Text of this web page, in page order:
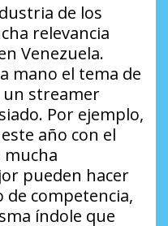
de los
relevancia
Venezuela.
mano el tema de
streamer
Por ejemplo,
año con el
mucha
pueden hacer
de competencia,
índole que